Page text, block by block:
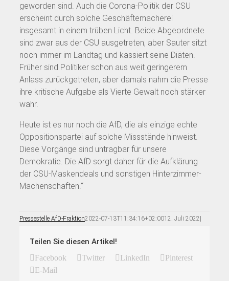
geworden sind. Auch die Corona-Politik der CSU
erscheint durch solche Geschäftemacherei
insgesamt in einem trüben Licht. Beide Abgeordnete
sind zwar aus der CSU ausgetreten, aber Sauter sitzt
noch immer im Landtag und kassiert seine Diäten.
Früher sind Politiker schon aus weit geringerem
Anlass zurückgetreten, aber damals nahm die Presse
ihre kritische Aufgabe als Vierte Gewalt noch stärker
wahr.
Heute ist es nur noch die AfD, die als einzige echte
Oppositionspartei auf solche Missstände hinweist.
Diese Vorgänge sind untragbar für unsere
Demokratie. Die AfD sorgt daher für die Aufklärung
der CSU-Maskendeals und sonstigen Hinterzimmer-
Machenschaften.“
Pressestelle AfD-Fraktion2022-07-13T11:34:16+02:0012. Juli 2022 |
Teilen Sie diesen Artikel!
Facebook Twitter LinkedIn
Pinterest
E-Mail